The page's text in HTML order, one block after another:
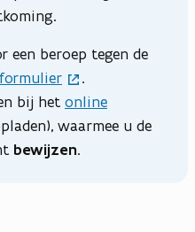
een beroep tegen de
.
bij het online
waarmee u de
bewijzen.